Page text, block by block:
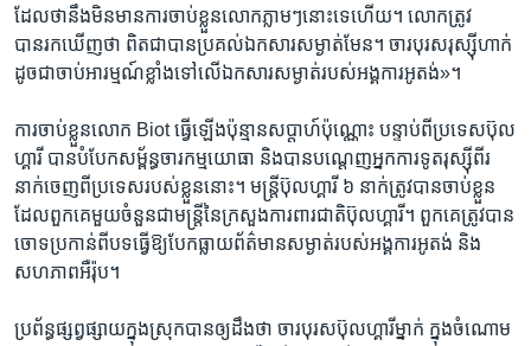
ដែលថា​នឹង​មិន​មាន​ការ​ចាប់​ខ្លួន​លោក​ភ្លាម​ៗ​នោះ​ទេ​ហើយ​។ លោក​ត្រូវ​
បានរកឃើញ​ថា ​ពិត​ជា​បាន​ប្រគល់​ឯកសារ​សម្ងាត់​មែន។ ចារបុរស​រុស្ស៊ី​ហាក់​
ដូចជា​ចាប់​អារម្មណ៍​ខ្លាំង​ទៅលើ​ឯកសារ​សម្ងាត់​របស់​អង្គការ​អូតង់»។
ការ​ចាប់​ខ្លួន​លោក Biot ធ្វើ​ឡើង​ប៉ុន្មាន​សប្តាហ៍​ប៉ុណ្ណោះ បន្ទាប់​ពី​ប្រទេស​ប៊ុល
ហ្គារី បានបំបែក​សម្ព័ន្ធ​ចារកម្ម​យោធា និង​បាន​បណ្តេញ​អ្នក​ការទូត​រុស្ស៊ី​ពីរ​
នាក់​ចេញ​ពី​ប្រទេសរបស់​ខ្លួន​នោះ។ មន្ត្រី​ប៊ុលហ្គារី​ ៦ នាក់​ត្រូវ​បាន​ចាប់​ខ្លួន
ដែល​ពួកគេ​មួយ​ចំនួន​ជា​មន្ត្រី​នៃ​ក្រសួង​ការពារ​ជាតិ​ប៊ុលហ្គារី។ ពួកគេ​ត្រូវ​បាន​
ចោទប្រកាន់​ពី​បទ​ធ្វើ​ឱ្យ​បែក​ធ្លាយ​ព័ត៌មាន​សម្ងាត់​របស់​អង្គការ​អូតង់ និង​
សហភាព​អឺរ៉ុប។
​ប្រព័ន្ធ​ផ្សព្វផ្សាយ​ក្នុង​ស្រុកបាន​ឲ្យ​ដឹង​ថា ​ចារបុរស​ប៊ុលហ្គារី​ម្នាក់ ក្នុងចំណោម​